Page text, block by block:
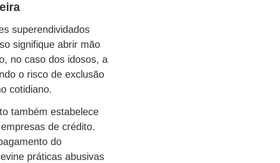
superendividados
signifique abrir mão
no caso dos idosos, a
o risco de exclusão
cotidiano.
também estabelece
de crédito.
do
práticas abusivas